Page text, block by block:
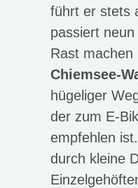
führt er stets
passiert
Rast machen
Chiemsee-
hügeliger
der zum E-
empfehlen
durch kleine